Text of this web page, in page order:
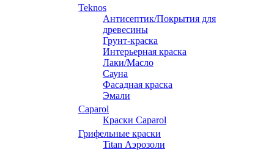
Teknos
Антисептик/Покрытия для
древесины
Грунт-краска
Интерьерная краска
Лаки/Масло
Сауна
Фасадная краска
Эмали
Caparol
Краски Caparol
Грифельные краски
Titan Аэрозоли